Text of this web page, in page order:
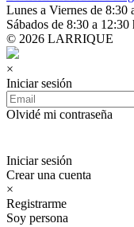
Lunes a Viernes de 8:30
Sábados de 8:30 a 12:30
© 2026 LARRIQUE
×
Iniciar sesión
Olvidé mi contraseña
Iniciar sesión
Crear una cuenta
×
Registrarme
Soy persona